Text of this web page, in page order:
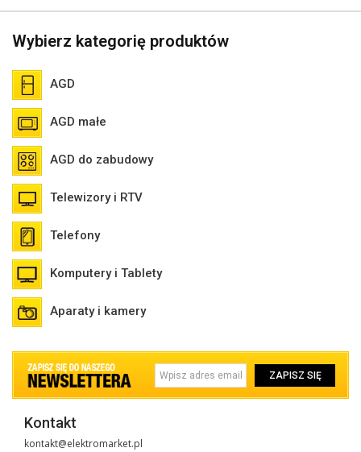
Wybierz kategorię produktów
AGD
AGD małe
AGD do zabudowy
Telewizory i RTV
Telefony
Komputery i Tablety
Aparaty i kamery
ZAPISZ SIĘ
Kontakt
kontakt@elektromarket.pl